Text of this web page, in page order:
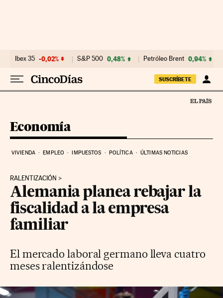
Ibex 35 -0,02% S&P 500 0,48% Petróleo Brent 0,94%
SUSCRÍBETE
Economía
VIVIENDA EMPLEO IMPUESTOS POLÍTICA ÚLTIMAS NOTICIAS
RALENTIZACIÓN
Alemania planea rebajar la
fiscalidad a la empresa
familiar
El mercado laboral germano lleva cuatro
meses ralentizándose